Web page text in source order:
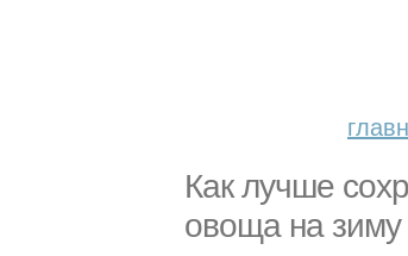
Как лучше
овоща на зиму